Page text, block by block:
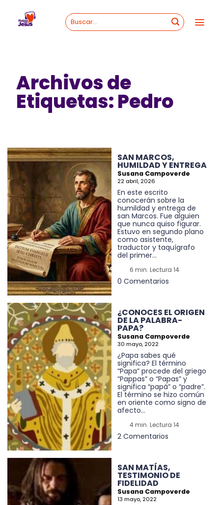
content
Archivos de
Etiquetas:Pedro
SAN MARCOS,
HUMILDAD Y ENTREGA
Susana Campoverde
22 abril, 2026
En este escrito
conocerán sobre la
humildad y entrega de
san Marcos. Fue alguien
que nunca quiso figurar.
Estuvo en segundo plano
como asistente,
traductor y taquígrafo
del primer...
6 min. Lectura 14
0 Comentarios
¿CONOCES EL ORIGEN
DE LA PALABRA-
PAPA?
Susana Campoverde
30 mayo, 2022
¿Papa sabes qué
significa? El término
“Papa” procede del griego
“Pappas” o “Papas” y
significa “papá” o “padre”.
El término se hizo común
en oriente como signo de
afecto...
4 min. Lectura 14
2 Comentarios
SAN MATÍAS,
TESTIMONIO DE
FIDELIDAD
Susana Campoverde
13 mayo, 2022